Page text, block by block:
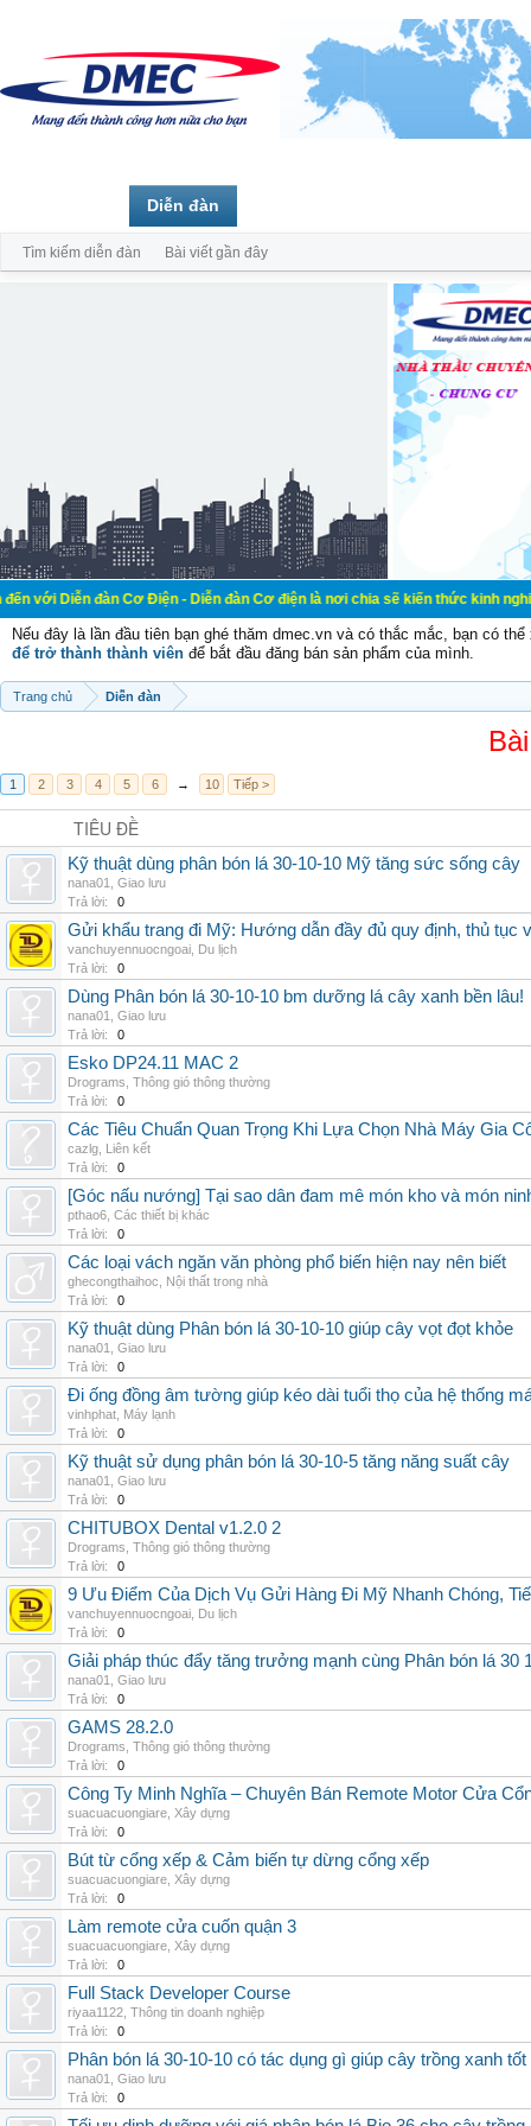
đàn Cơ Điện - Diễn đàn Cơ điện là nơi chia sẽ kiến thức kinh nghiệm
Nếu đây là lần đầu tiên bạn ghé thăm dmec.vn và có thắc mắc, bạn có
để trở thành thành viên để bắt đầu đăng bán sản phẩm của mình.
Trang chủ Diễn đàn
1 2 3 4 5 6 → 10 Tiếp >
TIÊU ĐỀ
Kỹ thuật dùng phân bón lá 30-10-10 Mỹ tăng sức sống cây
nana01
Giao lưu
Trả lời:
0
Gửi khẩu trang đi Mỹ: Hướng dẫn đầy đủ quy định, thủ tục
vanchuyennuocngoai Du lịch
Trả lời:
0
Dùng Phân bón lá 30-10-10 bm dưỡng lá cây xanh bền lâu!
nana01
Giao lưu
Trả lời:
0
Esko DP24.11 MAC 2
Drograms Thông gió thông thường
Trả lời:
0
Các Tiêu Chuẩn Quan Trọng Khi Lựa Chọn Nhà Máy Gia
cazlg Liên kết
Trả lời:
0
[Góc nấu nướng] Tại sao dân đam mê món kho và món
pthao6 Các thiết bị khác
Trả lời:
0
Các loại vách ngăn văn phòng phổ biến hiện nay nên biết
ghecongthaihoc
Nội thất trong nhà
Trả lời:
0
Kỹ thuật dùng Phân bón lá 30-10-10 giúp cây vọt đọt khỏe
nana01
Giao lưu
Trả lời:
0
Đi ống đồng âm tường giúp kéo dài tuổi thọ của hệ thống
vinhphat Máy lạnh
Trả lời:
0
Kỹ thuật sử dụng phân bón lá 30-10-5 tăng năng suất cây
nana01
Giao lưu
Trả lời:
0
CHITUBOX Dental v1.2.0 2
Drograms Thông gió thông thường
Trả lời:
0
9 Ưu Điểm Của Dịch Vụ Gửi Hàng Đi Mỹ Nhanh Chóng,
vanchuyennuocngoai Du lịch
Trả lời:
0
Giải pháp thúc đẩy tăng trưởng mạnh cùng Phân bón lá 30
nana01
Giao lưu
Trả lời:
0
GAMS 28.2.0
Drograms Thông gió thông thường
Trả lời:
0
Công Ty Minh Nghĩa – Chuyên Bán Remote Motor Cửa
suacuacuongiare Xây dựng
Trả lời:
0
Bút từ cổng xếp & Cảm biến tự dừng cổng xếp
suacuacuongiare Xây dựng
Trả lời:
0
Làm remote cửa cuốn quận 3
suacuacuongiare Xây dựng
Trả lời:
0
Full Stack Developer Course
riyaa1122 Thông tin doanh nghiệp
Trả lời:
0
Phân bón lá 30-10-10 có tác dụng gì giúp cây trồng xanh tốt
nana01
Giao lưu
Trả lời:
0
Diễn đàn
Tìm kiếm diễn đàn Bài viết gần đây